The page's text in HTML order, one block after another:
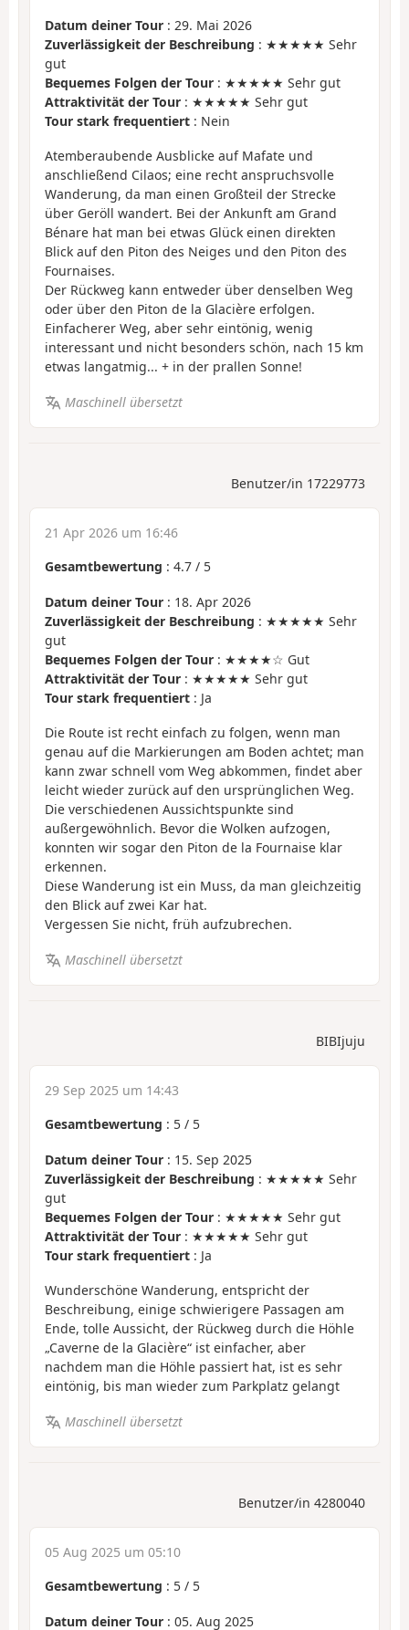
Datum deiner Tour : 29. Mai 2026
Zuverlässigkeit der Beschreibung : ★★★★★ Sehr
gut
Bequemes Folgen der Tour : ★★★★★ Sehr gut
Attraktivität der Tour : ★★★★★ Sehr gut
Tour stark frequentiert : Nein
Atemberaubende Ausblicke auf Mafate und
anschließend Cilaos; eine recht anspruchsvolle
Wanderung, da man einen Großteil der Strecke
über Geröll wandert. Bei der Ankunft am Grand
Bénare hat man bei etwas Glück einen direkten
Blick auf den Piton des Neiges und den Piton des
Fournaises.
Der Rückweg kann entweder über denselben Weg
oder über den Piton de la Glacière erfolgen.
Einfacherer Weg, aber sehr eintönig, wenig
interessant und nicht besonders schön, nach 15 km
etwas langatmig... + in der prallen Sonne!
Maschinell übersetzt
Benutzer/in 17229773
21 Apr 2026 um 16:46
Gesamtbewertung : 4.7 / 5
Datum deiner Tour : 18. Apr 2026
Zuverlässigkeit der Beschreibung : ★★★★★ Sehr
gut
Bequemes Folgen der Tour : ★★★★☆ Gut
Attraktivität der Tour : ★★★★★ Sehr gut
Tour stark frequentiert : Ja
Die Route ist recht einfach zu folgen, wenn man
genau auf die Markierungen am Boden achtet; man
kann zwar schnell vom Weg abkommen, findet aber
leicht wieder zurück auf den ursprünglichen Weg.
Die verschiedenen Aussichtspunkte sind
außergewöhnlich. Bevor die Wolken aufzogen,
konnten wir sogar den Piton de la Fournaise klar
erkennen.
Diese Wanderung ist ein Muss, da man gleichzeitig
den Blick auf zwei Kar hat.
Vergessen Sie nicht, früh aufzubrechen.
Maschinell übersetzt
BIBIjuju
29 Sep 2025 um 14:43
Gesamtbewertung : 5 / 5
Datum deiner Tour : 15. Sep 2025
Zuverlässigkeit der Beschreibung : ★★★★★ Sehr
gut
Bequemes Folgen der Tour : ★★★★★ Sehr gut
Attraktivität der Tour : ★★★★★ Sehr gut
Tour stark frequentiert : Ja
Wunderschöne Wanderung, entspricht der
Beschreibung, einige schwierigere Passagen am
Ende, tolle Aussicht, der Rückweg durch die Höhle
„Caverne de la Glacière“ ist einfacher, aber
nachdem man die Höhle passiert hat, ist es sehr
eintönig, bis man wieder zum Parkplatz gelangt
Maschinell übersetzt
Benutzer/in 4280040
05 Aug 2025 um 05:10
Gesamtbewertung : 5 / 5
Datum deiner Tour : 05. Aug 2025